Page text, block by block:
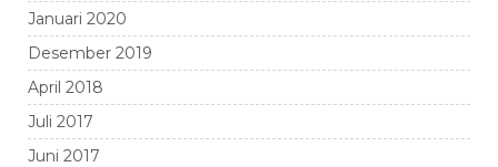
Januari 2020
Desember 2019
April 2018
Juli 2017
Juni 2017